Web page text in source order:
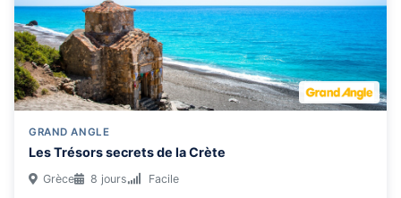
GRAND ANGLE
Les Trésors secrets de la Crète
Grèce 8 jours Facile